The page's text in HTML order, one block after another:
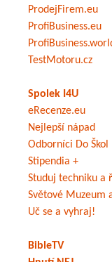
ProdejFirem.eu
ProfiBusiness.eu
TestMotoru.cz
Spolek I4U
eRecenze.eu
Nejlepší nápad
Odborníci Do Škol
Stipendia +
Studuj techniku a
Světové Muzeum
Uč se a vyhraj!
BibleTV